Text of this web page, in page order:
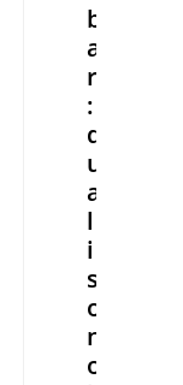
b
a
r
:
q
u
a
l
i
s
o
n
o